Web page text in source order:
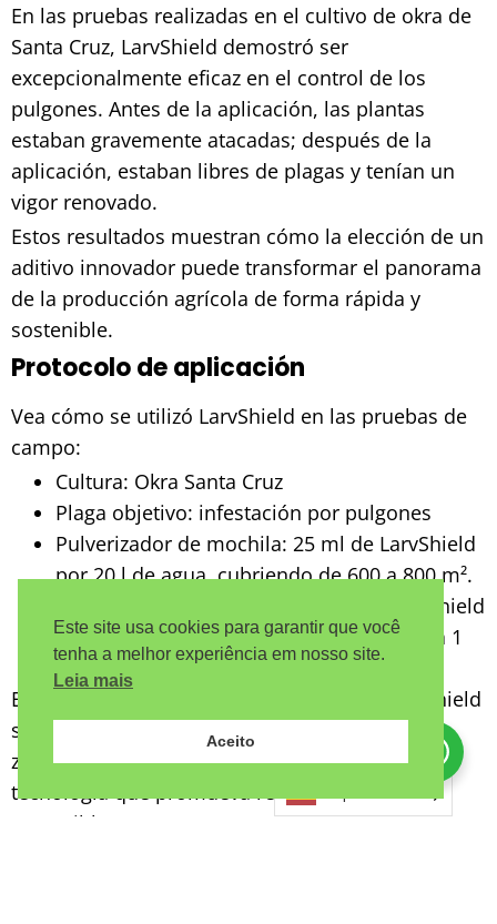
En las pruebas realizadas en el cultivo de okra de
Santa Cruz, LarvShield demostró ser
excepcionalmente eficaz en el control de los
pulgones. Antes de la aplicación, las plantas
estaban gravemente atacadas; después de la
aplicación, estaban libres de plagas y tenían un
vigor renovado.
Estos resultados muestran cómo la elección de un
aditivo innovador puede transformar el panorama
de la producción agrícola de forma rápida y
sostenible.
Protocolo de aplicación
Vea cómo se utilizó LarvShield en las pruebas de
campo:
Cultura: Okra Santa Cruz
Plaga objetivo: infestación por pulgones
Pulverizador de mochila: 25 ml de LarvShield
por 20 l de agua, cubriendo de 600 a 800 m².
Pulverizador de arrastre: 250 ml de LarvShield
para 150 a 200 l de agua, cubriendo hasta 1
hectárea.
Esta flexibilidad de aplicación hace que LarvShield
sea ideal para una gran variedad de cultivos y
zonas de producción. Le interesa adoptar una
tecnología que promueva resultados rápidos y
sostenibles?
Español
Este site usa cookies para garantir que você
tenha a melhor experiência em nosso site.
Leia mais
Aceito